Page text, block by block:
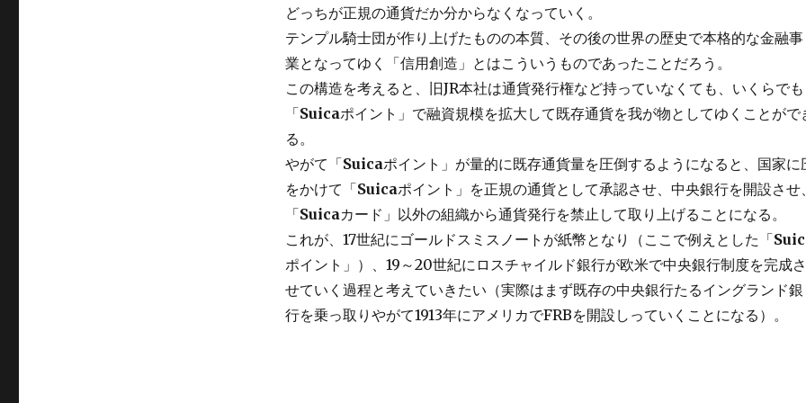
どっちが正規の通貨だか分からなくなっていく。
テンプル騎士団が作り上げたものの本質、その後の世界の歴史で本格的な金融事
業となってゆく「信用創造」とはこういうものであったことだろう。
この構造を考えると、旧JR本社は通貨発行権など持っていなくても、いくらでも
「Suicaポイント」で融資規模を拡大して既存通貨を我が物としてゆくことがで
る。
やがて「Suicaポイント」が量的に既存通貨量を圧倒するようになると、国家に
をかけて「Suicaポイント」を正規の通貨として承認させ、中央銀行を開設させ、
「Suicaカード」以外の組織から通貨発行を禁止して取り上げることになる。
これが、17世紀にゴールドスミスノートが紙幣となり（ここで例えとした「
ポイント」）、19～20世紀にロスチャイルド銀行が欧米で中央銀行制度を完成さ
せていく過程と考えていきたい（実際はまず既存の中央銀行たるイングランド銀
行を乗っ取りやがて1913年にアメリカでFRBを開設しっていくことになる）。